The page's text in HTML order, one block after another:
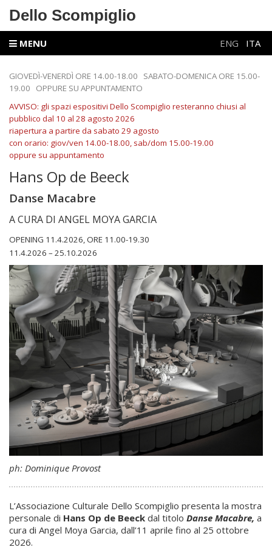
Dello Scompiglio
MENU ENG ITA
GIOVEDÌ-VENERDÌ ORE 14.00-18.00 SABATO-DOMENICA ORE 15.00-
19.00 OPPURE SU APPUNTAMENTO
AVVISO: gli spazi espositivi Dello Scompiglio resteranno chiusi al
pubblico dal 10 al 28 agosto 2026
riapertura a partire da sabato 29 agosto
con orario: giov/ven 14.00-18.00, sab/dom 15.00-19.00
oppure su appuntamento
Hans Op de Beeck
Danse Macabre
A CURA DI ANGEL MOYA GARCIA
OPENING 11.4.2026, ORE 11.00-19.30
11.4.2026 – 25.10.2026
ph: Dominique Provost
L’Associazione Culturale Dello Scompiglio presenta la mostra
personale di Hans Op de Beeck dal titolo Danse Macabre, a
cura di Angel Moya Garcia, dall’11 aprile fino al 25 ottobre
2026.